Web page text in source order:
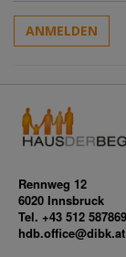
ANMELDEN
Rennweg 12
6020 Innsbruck
Tel. +43 512 587869
hdb.office@dibk.at